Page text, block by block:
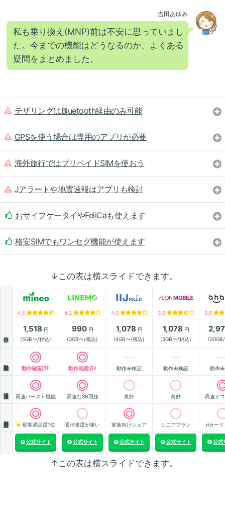
吉田あゆみ
私も乗り換え(MNP)前は不安に思っていまし
た。今までの機能はどうなるのか、よくある
疑問をまとめました。
テザリングはBluetooth経由のみ可能
GPSを使う場合は専用のアプリが必要
海外旅行ではプリペイドSIMを使おう
Jアラートや地震速報はアプリも検討
おサイフケータイやFeliCaも使えます
格安SIMでもワンセグ機能が使えます
↓この表は横スライドできます。
4.5 4.2 4.0 3.9 3.8
1,518 円
(5GB〜/税込)
990円
(3GB〜/税込)
1,078 円
(4GB〜/税込)
1,078 円
(3GB〜/税込)
動作確認済!! 動作確認済!! 動作未検証 動作未検証 動作
高速バースト機能 高速なSB回線 良好 良好 高速ド
顧客満足度1位 通信速度が速い 家族向けシェア シニアプラン dカード
公式サイト 公式サイト 公式サイト 公式サイト 公式
↑この表は横スライドできます。